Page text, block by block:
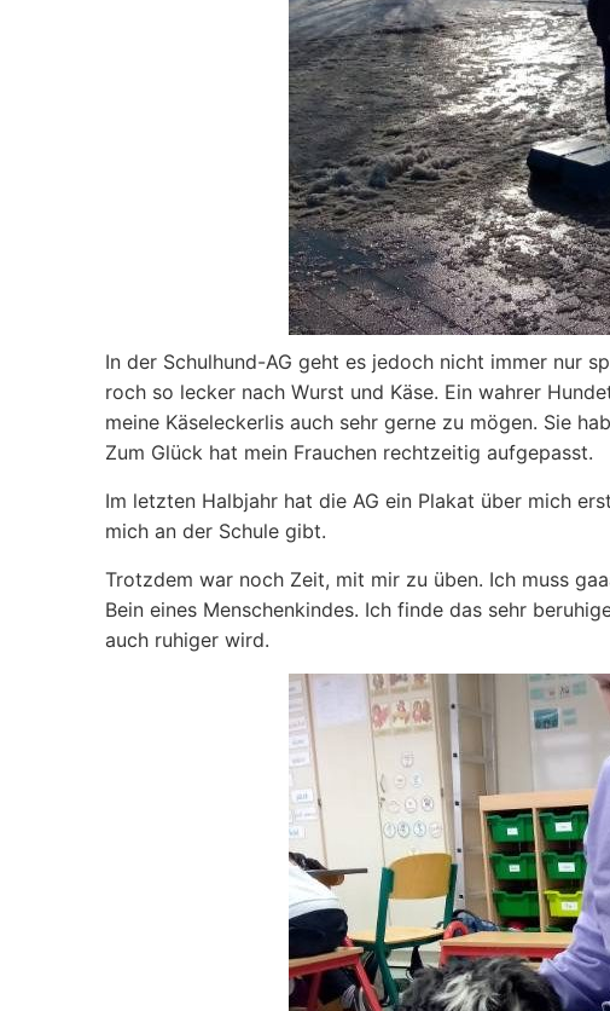
In der Schulhund-AG geht es jedoch nicht immer nur
roch so lecker nach Wurst und Käse. Ein wahrer
meine Käseleckerlis auch sehr gerne zu mögen. Sie
Zum Glück hat mein Frauchen rechtzeitig aufgepasst.
Im letzten Halbjahr hat die AG ein Plakat über mich
mich an der Schule gibt.
Trotzdem war noch Zeit, mit mir zu üben. Ich muss
Bein eines Menschenkindes. Ich finde das sehr
auch ruhiger wird.